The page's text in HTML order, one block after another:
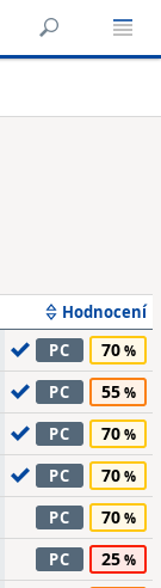
Hodnocení
PC 70
PC 55
PC 70
PC 70
PC 70
PC 25